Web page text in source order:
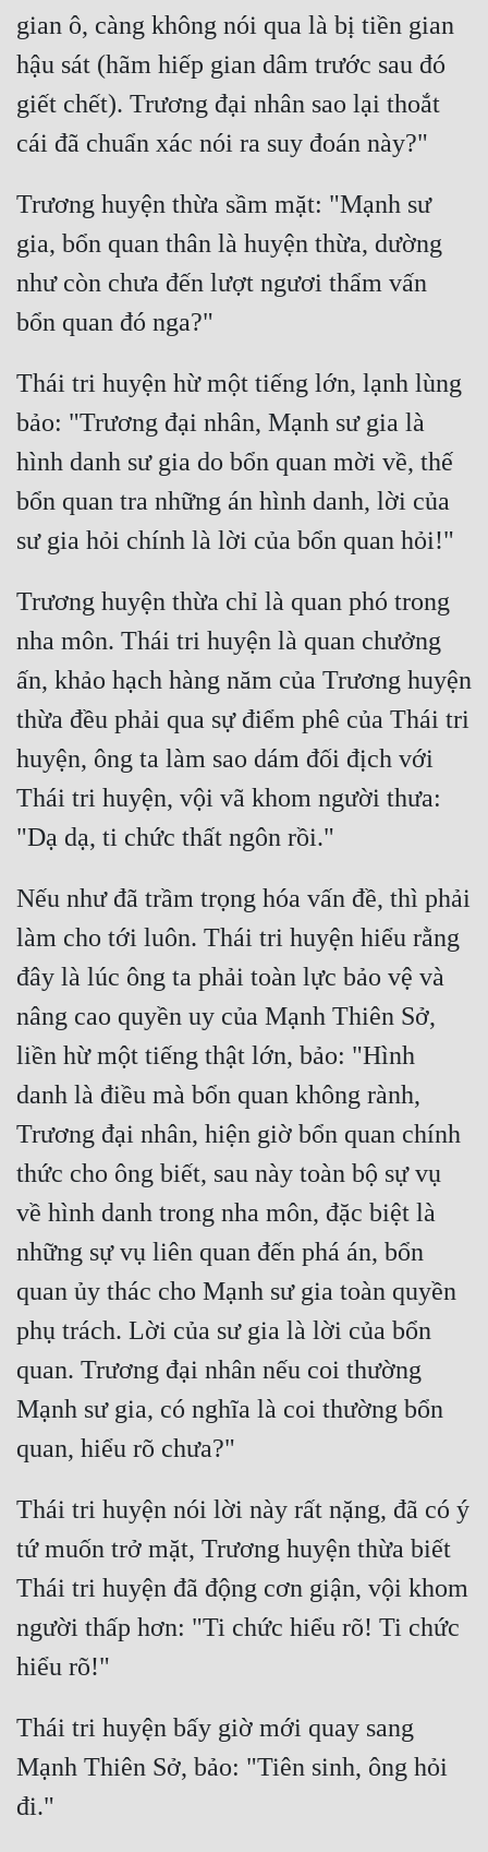
gian ô, càng không nói qua là bị tiền gian
hậu sát (hãm hiếp gian dâm trước sau đó
giết chết). Trương đại nhân sao lại thoắt
Trương huyện thừa sầm mặt: "Mạnh sư
gia, bổn quan thân là huyện thừa, dường
như còn chưa đến lượt ngươi thẩm vấn
Thái tri huyện hừ một tiếng lớn, lạnh lùng
bảo: "Trương đại nhân, Mạnh sư gia là
hình danh sư gia do bổn quan mời về, thế
bổn quan tra những án hình danh, lời của
Trương huyện thừa chỉ là quan phó trong
nha môn. Thái tri huyện là quan chưởng
ấn, khảo hạch hàng năm của Trương huyện
thừa đều phải qua sự điểm phê của Thái tri
huyện, ông ta làm sao dám đối địch với
Thái tri huyện, vội vã khom người thưa:
Nếu như đã trầm trọng hóa vấn đề, thì phải
làm cho tới luôn. Thái tri huyện hiểu rằng
đây là lúc ông ta phải toàn lực bảo vệ và
nâng cao quyền uy của Mạnh Thiên Sở,
liền hừ một tiếng thật lớn, bảo: "Hình
danh là điều mà bổn quan không rành,
Trương đại nhân, hiện giờ bổn quan chính
thức cho ông biết, sau này toàn bộ sự vụ
về hình danh trong nha môn, đặc biệt là
những sự vụ liên quan đến phá án, bổn
quan ủy thác cho Mạnh sư gia toàn quyền
phụ trách. Lời của sư gia là lời của bổn
quan. Trương đại nhân nếu coi thường
Mạnh sư gia, có nghĩa là coi thường bổn
Thái tri huyện nói lời này rất nặng, đã có ý
tứ muốn trở mặt, Trương huyện thừa biết
Thái tri huyện đã động cơn giận, vội khom
người thấp hơn: "Ti chức hiểu rõ! Ti chức
Thái tri huyện bấy giờ mới quay sang
Mạnh Thiên Sở, bảo: "Tiên sinh, ông hỏi